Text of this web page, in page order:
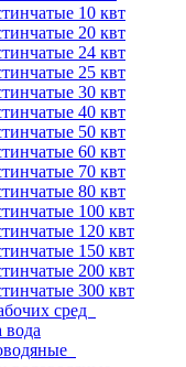
10 квт
20 квт
24 квт
25 квт
30 квт
40 квт
50 квт
60 квт
70 квт
80 квт
100 квт
120 квт
150 квт
200 квт
300 квт
сред
вода